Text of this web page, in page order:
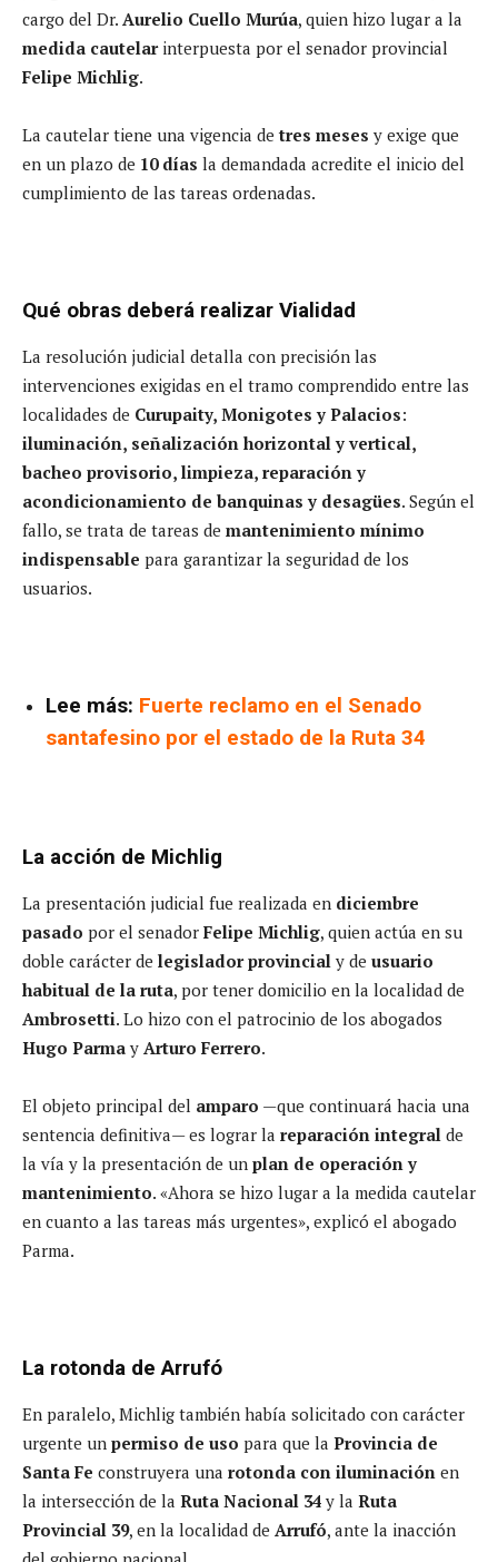
cargo del Dr. Aurelio Cuello Murúa, quien hizo lugar a la
medida cautelarinterpuesta por el senador provincial
Felipe Michlig.
La cautelar tiene una vigencia detres meses y exige que
en un plazo de 10 días la demandada acredite el inicio del
cumplimiento de las tareas ordenadas.
Qué obras deberá realizar Vialidad
La resolución judicial detalla con precisión las
intervenciones exigidas en el tramo comprendido entre las
localidades de Curupaity, Monigotes y Palacios:
iluminación, señalización horizontal y vertical,
bacheo provisorio, limpieza, reparación y
acondicionamiento de banquinas y desagües. Según el
fallo, se trata de tareas de mantenimiento mínimo
indispensable para garantizar la seguridad de los
usuarios.
Lee más: Fuerte reclamo en el Senado
santafesino por el estado de la Ruta 34
La acción de Michlig
La presentación judicial fue realizada en diciembre
pasado por el senador Felipe Michlig, quien actúa en su
doble carácter de legislador provincial y de usuario
habitual de la ruta, por tener domicilio en la localidad de
Ambrosetti. Lo hizo con el patrocinio de los abogados
Hugo Parma y Arturo Ferrero.
El objeto principal del amparo —que continuará hacia una
sentencia definitiva— es lograr la reparación integral de
la vía y la presentación de un plan de operación y
mantenimiento. «Ahora se hizo lugar a la medida cautelar
en cuanto a las tareas más urgentes», explicó el abogado
Parma.
La rotonda de Arrufó
En paralelo, Michlig también había solicitado con carácter
urgente un permiso de uso para que la Provincia de
Santa Fe construyera una rotonda con iluminación en
la intersección de la Ruta Nacional 34 y la Ruta
Provincial 39, en la localidad de Arrufó, ante la inacción